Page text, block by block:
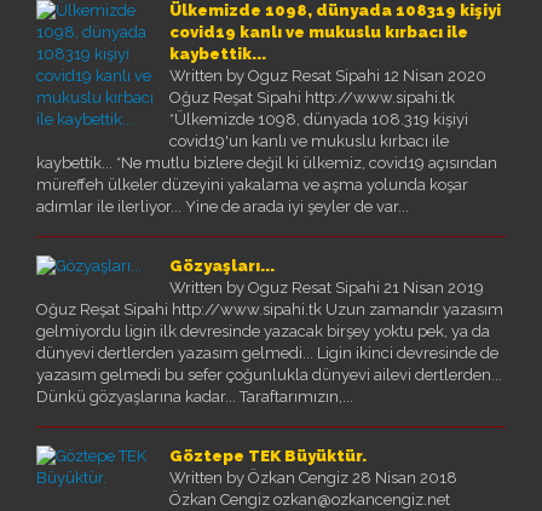
GÖZTEPE TV
FOTO GALERI
MASAÜSTÜ RESIMLER
WINAMP SKINLERI
EKRAN KORUYUCU
KÖŞE YAZILARI
O.REŞAT SIPAHI
MUSTAFA DALYANOĞLU
KORAY EMRE ÇOKBANKIR
HAKAN TAŞPINAR
ÖZKAN CENGIZ
ÖZANT ÖNÇAĞ
SÜLEYMAN YENGIL
Ülkemizde 1098, dünyada 108319 kişiyi
covid19 kanlı ve mukuslu kırbacı ile
kaybettik...
Written by Oguz Resat Sipahi 12 Nisan 2020
Oğuz Reşat Sipahi http://www.sipahi.tk
*Ülkemizde 1098, dünyada 108.319 kişiyi
covid19'un kanlı ve mukuslu kırbacı ile
kaybettik... *Ne mutlu bizlere değil ki ülkemiz, covid19 açısından
müreffeh ülkeler düzeyini yakalama ve aşma yolunda koşar
adımlar ile ilerliyor... Yine de arada iyi şeyler de var...
Gözyaşları...
Written by Oguz Resat Sipahi 21 Nisan 2019
Oğuz Reşat Sipahi http://www.sipahi.tk Uzun zamandır yazasım
gelmiyordu ligin ilk devresinde yazacak birşey yoktu pek, ya da
dünyevi dertlerden yazasım gelmedi... Ligin ikinci devresinde de
yazasım gelmedi bu sefer çoğunlukla dünyevi ailevi dertlerden...
Dünkü gözyaşlarına kadar... Taraftarımızın,...
Göztepe TEK Büyüktür.
Written by Özkan Cengiz 28 Nisan 2018
Özkan Cengiz ozkan@ozkancengiz.net